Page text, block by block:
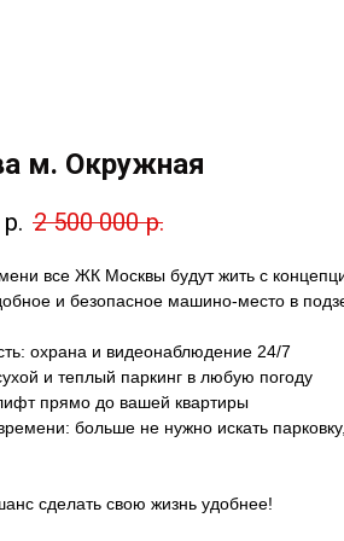
м. Окружная
р. 2 500 000 р.
все ЖК Москвы будут жить с
и безопасное машино-место в
охрана и видеонаблюдение 24/7
и теплый паркинг в любую погоду
прямо до вашей квартиры
больше не нужно искать
сделать свою жизнь удобнее!